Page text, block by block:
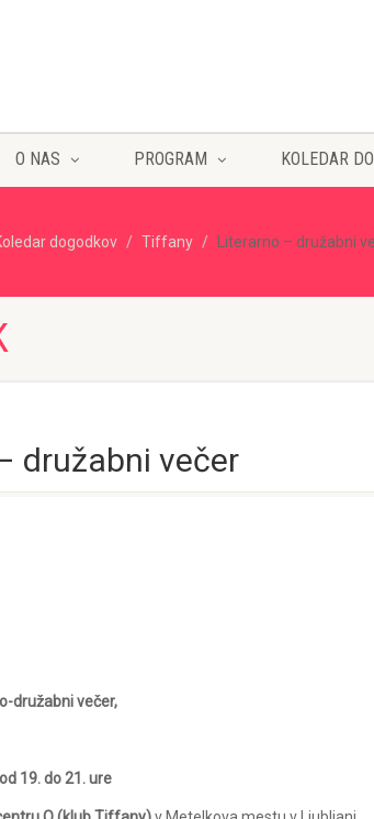
O NAS PROGRAM KOLEDAR
dogodkov Tiffany Literarno – družabni
družabni večer
družabni večer,
19. do 21. ure